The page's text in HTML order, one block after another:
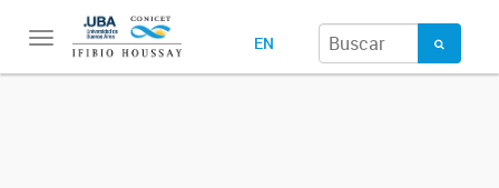
Toggle
navigation
EN